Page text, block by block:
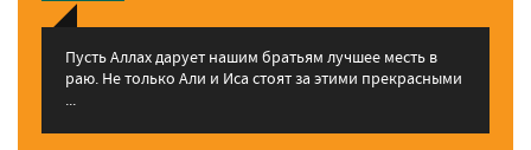
Пусть Аллах дарует нашим братьям лучшее месть в
раю. Не только Али и Иса стоят за этими прекрасными